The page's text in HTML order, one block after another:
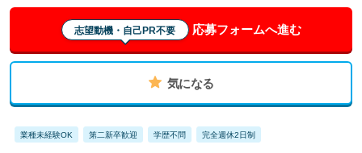
志望動機・自己PR不要 応募フォームへ進む
気になる
業種未経験OK 第二新卒歓迎 学歴不問 完全週休2日制